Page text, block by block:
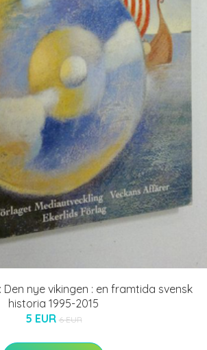
nye vikingen : en framtida svensk
historia 1995-2015
5 EUR 6 EUR